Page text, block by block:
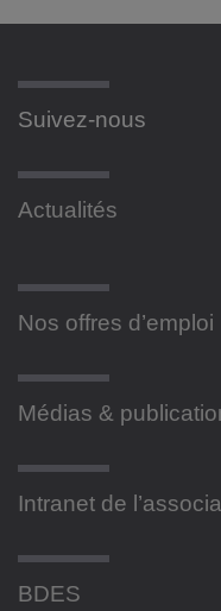
Suivez-nous
Actualités
Nos offres d’emploi
Médias &
Intranet de
BDES